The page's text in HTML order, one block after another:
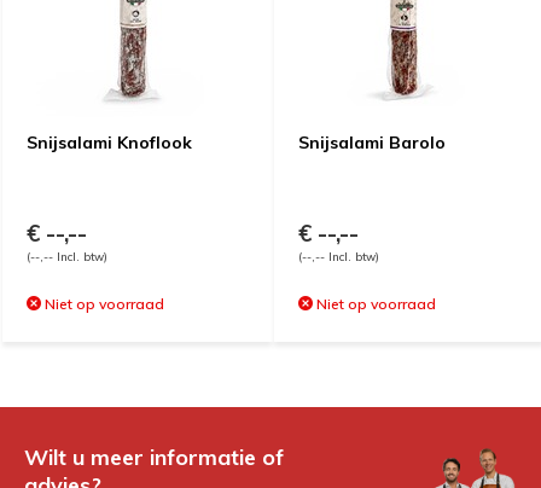
Snijsalami Knoflook
€ --,--
(--,-- Incl. btw)
Niet op voorraad
Snijsalami Barolo
€ --,--
(--,-- Incl. btw)
Niet op voorraad
Wilt u meer informatie of